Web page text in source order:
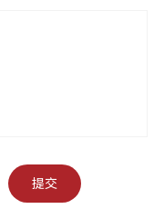
提交